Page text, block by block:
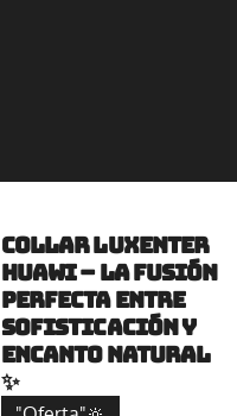
Collar Luxenter
Huawi – La Fusión
Perfecta entre
Sofisticación y
Encanto Natural
✨